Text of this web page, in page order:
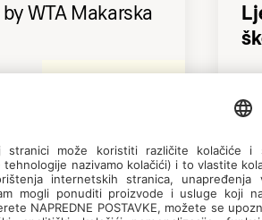
by WTA Makarska
06.07. - 10.07.
10.08. - 14.08.
24.08. - 28.08.